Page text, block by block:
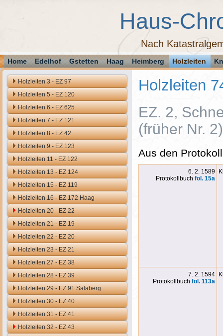
Haus-
Nach
Home Edelhof Gstetten Haag Heimberg Holzleiten
Holzleiten 3 - EZ 97
Holzleiten 5 - EZ 120
Holzleiten 6 - EZ 625
Holzleiten 7 - EZ 121
Holzleiten 8 - EZ 42
Holzleiten 9 - EZ 123
Holzleiten 11 - EZ 122
Holzleiten 13 - EZ 124
Holzleiten 15 - EZ 119
Holzleiten 16 - EZ 172 Haag
Holzleiten 20 - EZ 22
Holzleiten 21 - EZ 19
Holzleiten 22 - EZ 20
Holzleiten 23 - EZ 21
Holzleiten 27 - EZ 38
Holzleiten 28 - EZ 39
Holzleiten 29 - EZ 91 Salaberg
Holzleiten 30 - EZ 40
Holzleiten 31 - EZ 41
Holzleiten 32 - EZ 43
Holzleiten
EZ. 2,
(früher Nr. 2)
Aus den
6. 2. 1589
Protokollbuch fol. 15a
7. 2. 1594
Protokollbuch fol. 113a